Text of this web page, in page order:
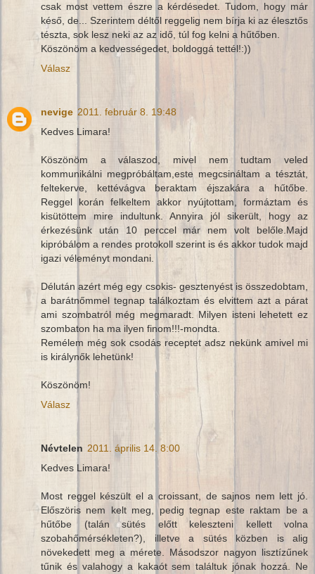
csak most vettem észre a kérdésedet. Tudom, hogy már
késő, de... Szerintem déltől reggelig nem bírja ki az élesztős
tészta, sok lesz neki az az idő, túl fog kelni a hűtőben.
Köszönöm a kedvességedet, boldoggá tettél!:))
Válasz
nevige 2011. február 8. 19:48
Kedves Limara!
Köszönöm a válaszod, mivel nem tudtam veled
kommunikálni megpróbáltam,este megcsináltam a tésztát,
feltekerve, kettévágva beraktam éjszakára a hűtőbe.
Reggel korán felkeltem akkor nyújtottam, formáztam és
kisütöttem mire indultunk. Annyira jól sikerült, hogy az
érkezésünk után 10 perccel már nem volt belőle.Majd
kipróbálom a rendes protokoll szerint is és akkor tudok majd
igazi véleményt mondani.
Délután azért még egy csokis- gesztenyést is összedobtam,
a barátnőmmel tegnap találkoztam és elvittem azt a párat
ami szombatról még megmaradt. Milyen isteni lehetett ez
szombaton ha ma ilyen finom!!!-mondta.
Remélem még sok csodás receptet adsz nekünk amivel mi
is királynők lehetünk!
Köszönöm!
Válasz
Névtelen 2011. április 14. 8:00
Kedves Limara!
Most reggel készült el a croissant, de sajnos nem lett jó.
Előszöris nem kelt meg, pedig tegnap este raktam be a
hűtőbe (talán sütés előtt keleszteni kellett volna
szobahőmérsékleten?), illetve a sütés közben is alig
növekedett meg a mérete. Másodszor nagyon lisztízűnek
tűnik és valahogy a kakaót sem találtuk jónak hozzá. Ne